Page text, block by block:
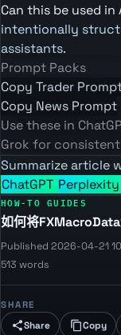
Can this be used in
intentionally
assistants.
Prompt Packs
Copy Trader
Copy News Prompt
Use these in
Grok for
Summarize article
ChatGPT Perplexity
HOW-TO GUIDES
如何将
Published 2026-04-21
513 words
SHARE
Share Copy